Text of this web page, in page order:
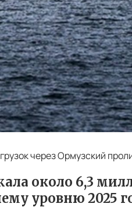
через Ормузский
около 6,3
уровню 2025